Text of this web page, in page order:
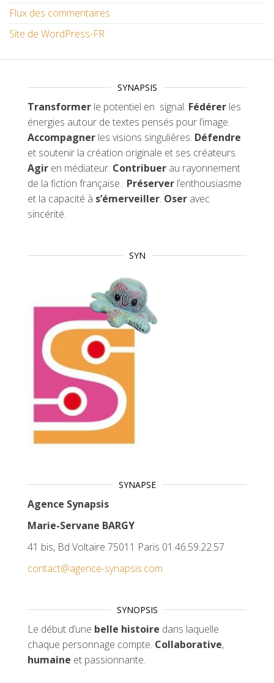
Flux des commentaires
Site de WordPress-FR
SYNAPSIS
Transformer le potentiel en signal. Fédérer les
énergies autour de textes pensés pour l’image.
Accompagner les visions singulières. Défendre
et soutenir la création originale et ses créateurs.
Agir en médiateur. Contribuer au rayonnement
de la fiction française. Préserver l’enthousiasme
et la capacité à s’émerveiller. Oser avec
sincérité.
SYN
SYNAPSE
Agence Synapsis
Marie-Servane BARGY
41 bis, Bd Voltaire 75011 Paris 01.46.59.22.57
contact@agence-synapsis.com
SYNOPSIS
Le début d’une belle histoire dans laquelle
chaque personnage compte. Collaborative,
humaine et passionnante.